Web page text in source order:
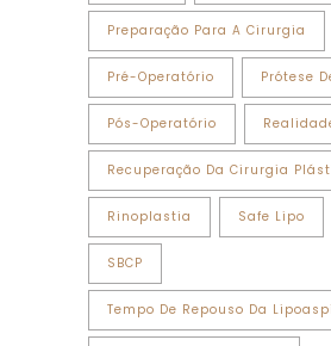
Preparação Para A Cirurgia
Pré-Operatório Prótese
Pós-Operatório
Recuperação Da Cirurgia
Rinoplastia Safe Lipo
SBCP
Tempo De Repouso Da